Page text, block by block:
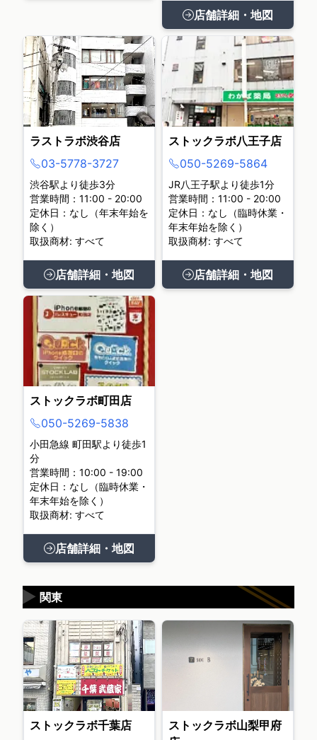
店舗詳細・地図
ラストラボ渋谷店
03-5778-3727
渋谷駅より徒歩3分
営業時間：11:00 - 20:00
定休日：なし（年末年始を
除く）
取扱商材: すべて
店舗詳細・地図
ストックラボ八王子店
050-5269-5864
JR八王子駅より徒歩1分
営業時間：11:00 - 20:00
定休日：なし（臨時休業・
年末年始を除く）
取扱商材: すべて
店舗詳細・地図
ストックラボ町田店
050-5269-5838
小田急線 町田駅より徒歩1
分
営業時間：10:00 - 19:00
定休日：なし（臨時休業・
年末年始を除く）
取扱商材: すべて
店舗詳細・地図
関東
▶
ストックラボ千葉店
ストックラボ山梨甲府